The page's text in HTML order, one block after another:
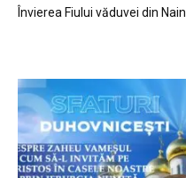
Învierea Fiului văduvei din Nain